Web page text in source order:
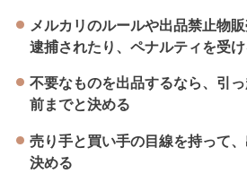
メルカリのルールや出品禁止物
逮捕されたり、ペナルティを受
不要なものを出品するなら、引
前までと決める
売り手と買い手の目線を持って
決める